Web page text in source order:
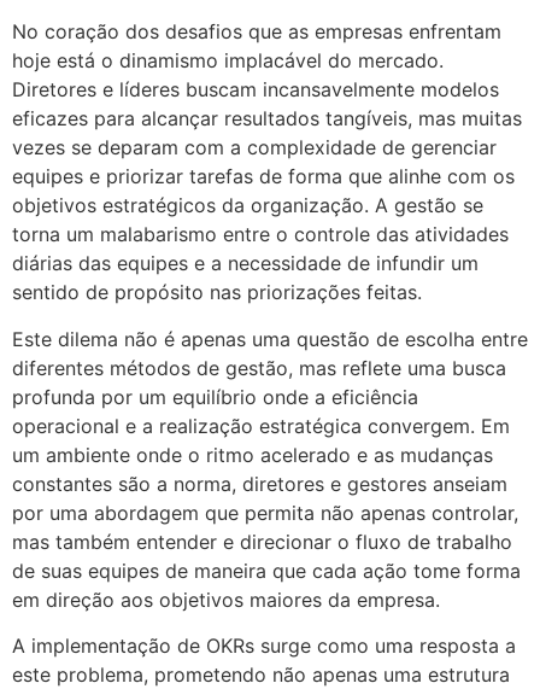
No coração dos desafios que as empresas enfrentam
hoje está o dinamismo implacável do mercado.
Diretores e líderes buscam incansavelmente modelos
eficazes para alcançar resultados tangíveis, mas muitas
vezes se deparam com a complexidade de gerenciar
equipes e priorizar tarefas de forma que alinhe com os
objetivos estratégicos da organização. A gestão se
torna um malabarismo entre o controle das atividades
diárias das equipes e a necessidade de infundir um
sentido de propósito nas priorizações feitas.
Este dilema não é apenas uma questão de escolha entre
diferentes métodos de gestão, mas reflete uma busca
profunda por um equilíbrio onde a eficiência
operacional e a realização estratégica convergem. Em
um ambiente onde o ritmo acelerado e as mudanças
constantes são a norma, diretores e gestores anseiam
por uma abordagem que permita não apenas controlar,
mas também entender e direcionar o fluxo de trabalho
de suas equipes de maneira que cada ação tome forma
em direção aos objetivos maiores da empresa.
A implementação de OKRs surge como uma resposta a
este problema, prometendo não apenas uma estrutura